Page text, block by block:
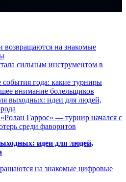
возвращаются на знакомые
сильным инструментом в
года: какие турниры
внимание болельщиков
выходных: идеи для людей,
Гаррос» — турнир начался с
среди фаворитов
идеи для людей,
на знакомые цифровые